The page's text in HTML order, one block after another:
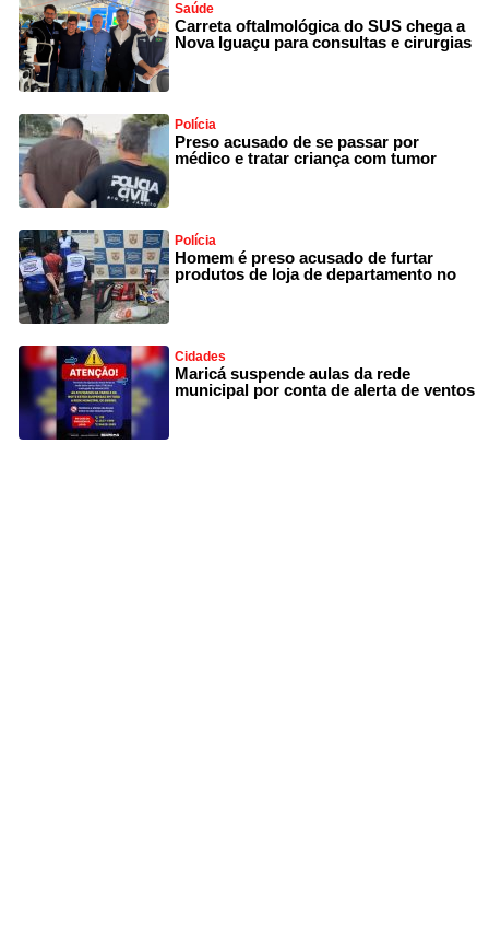
Saúde
Carreta oftalmológica do SUS chega a
Nova Iguaçu para consultas e cirurgias
Polícia
Preso acusado de se passar por
médico e tratar criança com tumor
Polícia
Homem é preso acusado de furtar
produtos de loja de departamento no
Cidades
Maricá suspende aulas da rede
municipal por conta de alerta de ventos